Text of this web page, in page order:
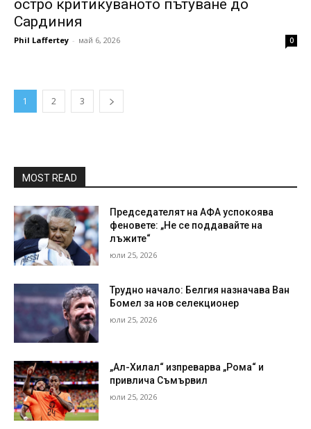
остро критикуваното пътуване до
Сардиния
Phil Laffertey - май 6, 2026 0
1 2 3
MOST READ
Председателят на АФА успокоява
феновете: „Не се поддавайте на
лъжите“
юли 25, 2026
Трудно начало: Белгия назначава Ван
Бомел за нов селекционер
юли 25, 2026
„Ал-Хилал“ изпреварва „Рома“ и
привлича Съмървил
юли 25, 2026